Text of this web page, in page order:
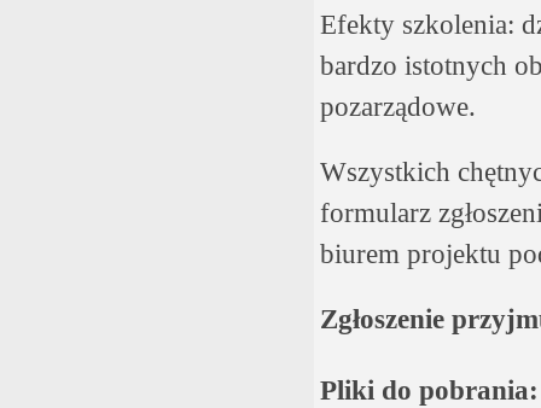
Efekty szkolenia:
bardzo istotnych
pozarządowe.
Wszystkich
formularz
biurem projektu
Zgłoszenie
Pliki do